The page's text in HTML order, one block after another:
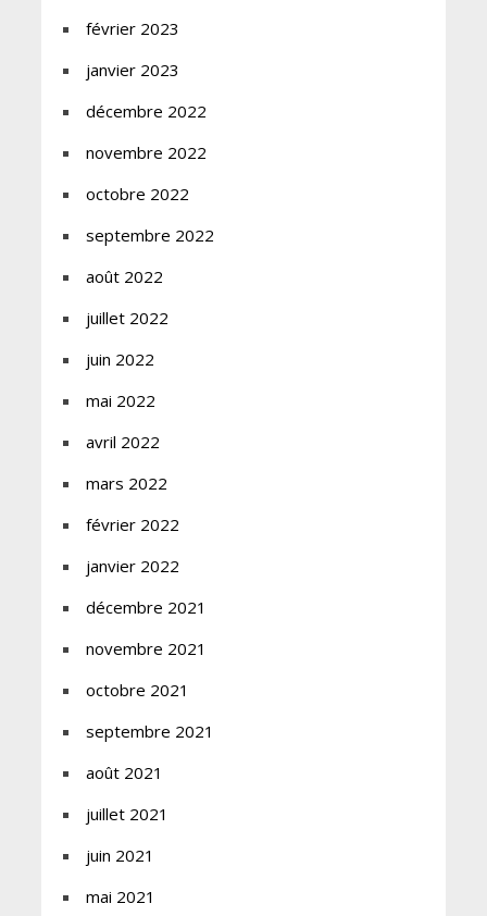
février 2023
janvier 2023
décembre 2022
novembre 2022
octobre 2022
septembre 2022
août 2022
juillet 2022
juin 2022
mai 2022
avril 2022
mars 2022
février 2022
janvier 2022
décembre 2021
novembre 2021
octobre 2021
septembre 2021
août 2021
juillet 2021
juin 2021
mai 2021